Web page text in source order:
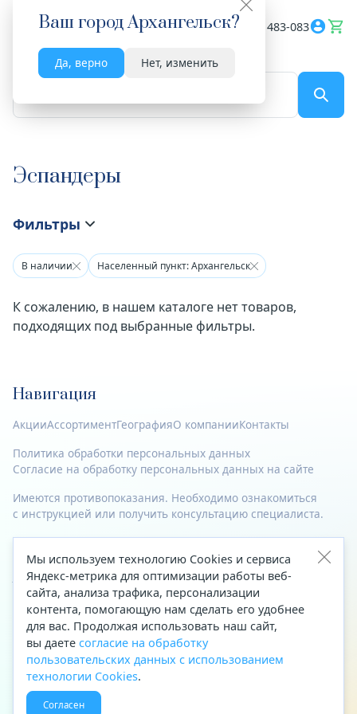
Ваш городАрхангельск?
Да, верно Нет, изменить
Весь сайт 8182 483-083
Эспандеры
Фильтры
В наличии Населенный пункт: Архангельск
К сожалению, в нашем каталоге нет товаров,
подходящих под выбранные фильтры.
Навигация
АкцииАссортиментГеографияО компанииКонтакты
Политика обработки персональных данных
Согласие на обработку персональных данных на сайте
Имеются противопоказания. Необходимо ознакомиться
с инструкцией или получить консультацию специалиста.
© 2023—2026 Все права защищены.
Адрес
Архангельск, ул. Папанина, д. 19 (вход в здание со стороны
автоцентра «Тойота»)
Приемная Генерального директора
Телефон
+7 (8182) 63-60-31
Факс
+7 (8182) 68-66-71
Эл. почта
office@aptekaf.ru
Мы используем технологию Cookies и сервиса
Яндекс-метрика для оптимизации работы веб-
сайта, анализа трафика, персонализации
контента, помогающую нам сделать его удобнее
для вас. Продолжая использовать наш сайт,
вы даете согласие на обработку
пользовательских данных с использованием
технологии Cookies.
Согласен